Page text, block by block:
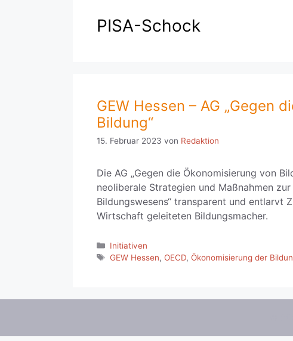
PISA-Schock
GEW Hessen – AG „Gegen
Bildung“
15. Februar 2023 von Redaktion
Die AG „Gegen die Ökonomisierung von
neoliberale Strategien und Maßnahmen
Bildungswesens“ transparent und entlarvt
Wirtschaft geleiteten Bildungsmacher.
Kategorien
Initiativen
Schlagwörter
GEW Hessen, OECD, Ökonomisierung der